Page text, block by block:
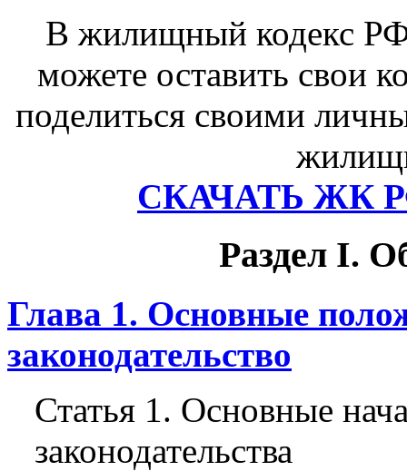
В жилищный кодекс РФ
можете оставить свои
поделиться своими
СКАЧАТЬ ЖК
Раздел I.
Глава 1. Основные
законодательство
Статья 1. Основные
законодательства